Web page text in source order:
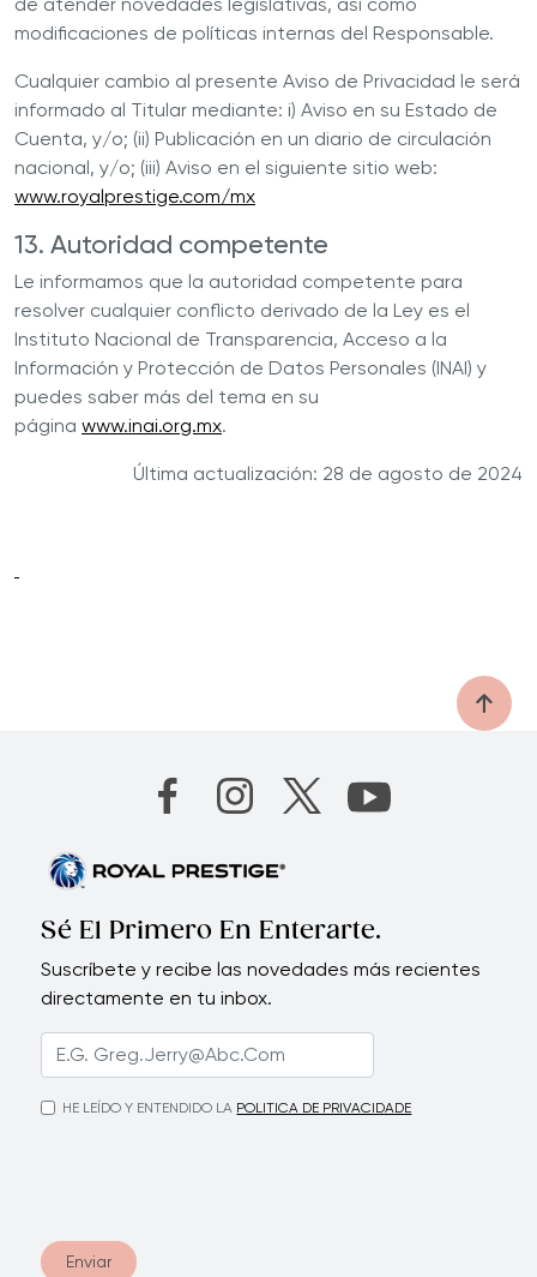
de atender novedades legislativas, así como
modificaciones de políticas internas del Responsable.
Cualquier cambio al presente Aviso de Privacidad le será
informado al Titular mediante: i) Aviso en su Estado de
Cuenta, y/o; (ii) Publicación en un diario de circulación
nacional, y/o; (iii) Aviso en el siguiente sitio web:
www.royalprestige.com/mx
13. Autoridad competente
Le informamos que la autoridad competente para
resolver cualquier conflicto derivado de la Ley es el
Instituto Nacional de Transparencia, Acceso a la
Información y Protección de Datos Personales (INAI) y
puedes saber más del tema en su
página www.inai.org.mx.
Última actualización: 28 de agosto de 2024
Sé El Primero En Enterarte.
Suscríbete y recibe las novedades más recientes
directamente en tu inbox.
HE LEÍDO Y ENTENDIDO LA POLITICA DE PRIVACIDADE
Enviar